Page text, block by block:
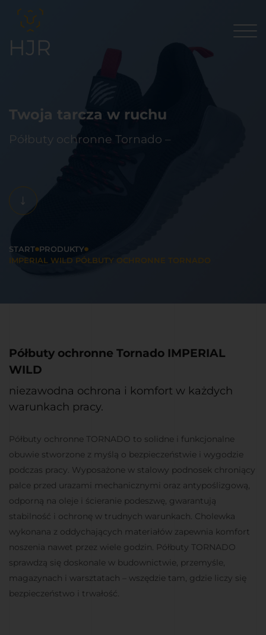
Twoja tarcza w ruchu
Półbuty ochronne Tornado –
START PRODUKTY
IMPERIAL WILD PÓŁBUTY OCHRONNE TORNADO
Półbuty ochronne Tornado IMPERIAL
WILD
niezawodna ochrona i komfort w każdych
warunkach pracy.
Półbuty ochronne TORNADO to solidne i funkcjonalne
obuwie stworzone z myślą o bezpieczeństwie i wygodzie
podczas pracy. Wyposażone w stalowy podnosek chroniący
palce przed urazami mechanicznymi oraz antypoślizgową,
odporną na oleje i ścieranie podeszwę, gwarantują
stabilność i ochronę w trudnych warunkach. Cholewka
wykonana z oddychających materiałów zapewnia komfort
noszenia nawet przez wiele godzin. Półbuty TORNADO
sprawdzą się doskonale w budownictwie, przemyśle,
magazynach i warsztatach – wszędzie tam, gdzie liczy się
bezpieczeństwo i trwałość.